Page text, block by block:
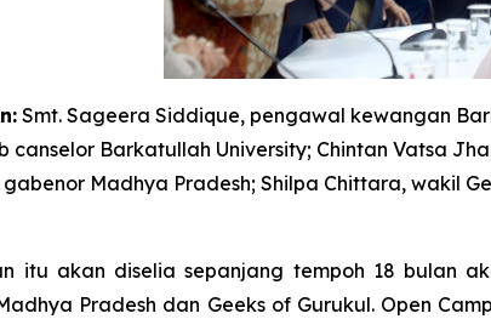
Smt. Sageera Siddique, pengawal kewangan
canselor Barkatullah University; Chintan Vatsa
Madhya Pradesh; Shilpa Chittara, wakil
itu akan diselia sepanjang tempoh 18 bulan
Pradesh dan Geeks of Gurukul. Open